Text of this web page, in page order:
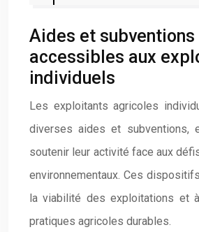
Aides et subventions
accessibles aux
individuels
Les exploitants agricoles
diverses aides et subventions,
soutenir leur activité face aux
environnementaux. Ces
la viabilité des exploitations et
pratiques agricoles durables.